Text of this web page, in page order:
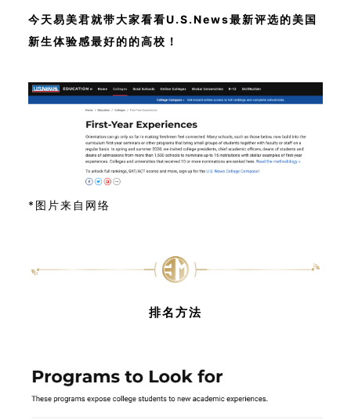
今天易美君就带大家看看U.S.News最新评选的美国
新生体验感最好的的高校！
*图片来自网络
排名方法